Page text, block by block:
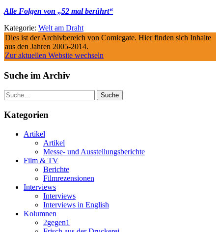
Alle Folgen von „52 mal berührt“
Kategorie: Welt am Draht
Dies ist der Archivbereich von Comicgate. Hier finden sich Inhalte
aus den Jahren 2005-2014.
Zur aktuellen Website wechseln
Suche im Archiv
Suche
Kategorien
Artikel
Artikel
Messe- und Ausstellungsberichte
Film & TV
Berichte
Filmrezensionen
Interviews
Interviews
Interviews in English
Kolumnen
2gegen1